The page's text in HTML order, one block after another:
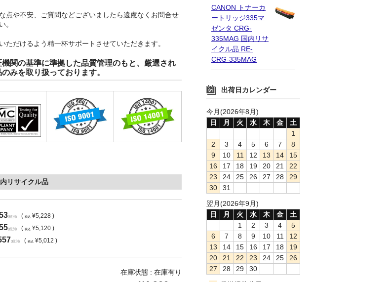
点や不安、ご質問などございましたら遠慮なくお問合せ
。
ただけるよう精一杯サポートさせていただきます。
機関の基準に準拠した品質管理のもと、厳選され
みを取り扱っております。
リサイクル品
(税別) ( 税込 ¥5,228 )
(税別) ( 税込 ¥5,120 )
(税別) ( 税込 ¥5,012 )
在庫状態 : 在庫有り
CANON トナーカ
ートリッジ335マ
ゼンタ CRG-
335MAG 国内リサ
イクル品 RE-
CRG-335MAG
出荷日カレンダー
今月(2026年8月)
日
月 火 水 木 金
土
1
2
3 4 5 6 7
8
9
10 11 12 13 14
15
16
17 18 19 20 21
22
23
24 25 26 27 28
29
30
31
翌月(2026年9月)
日
月 火 水 木 金
土
1
2 3 4
5
6
7 8 9 10 11
12
13
14 15 16 17 18
19
20
21 22 23 24 25
26
27
28 29
30